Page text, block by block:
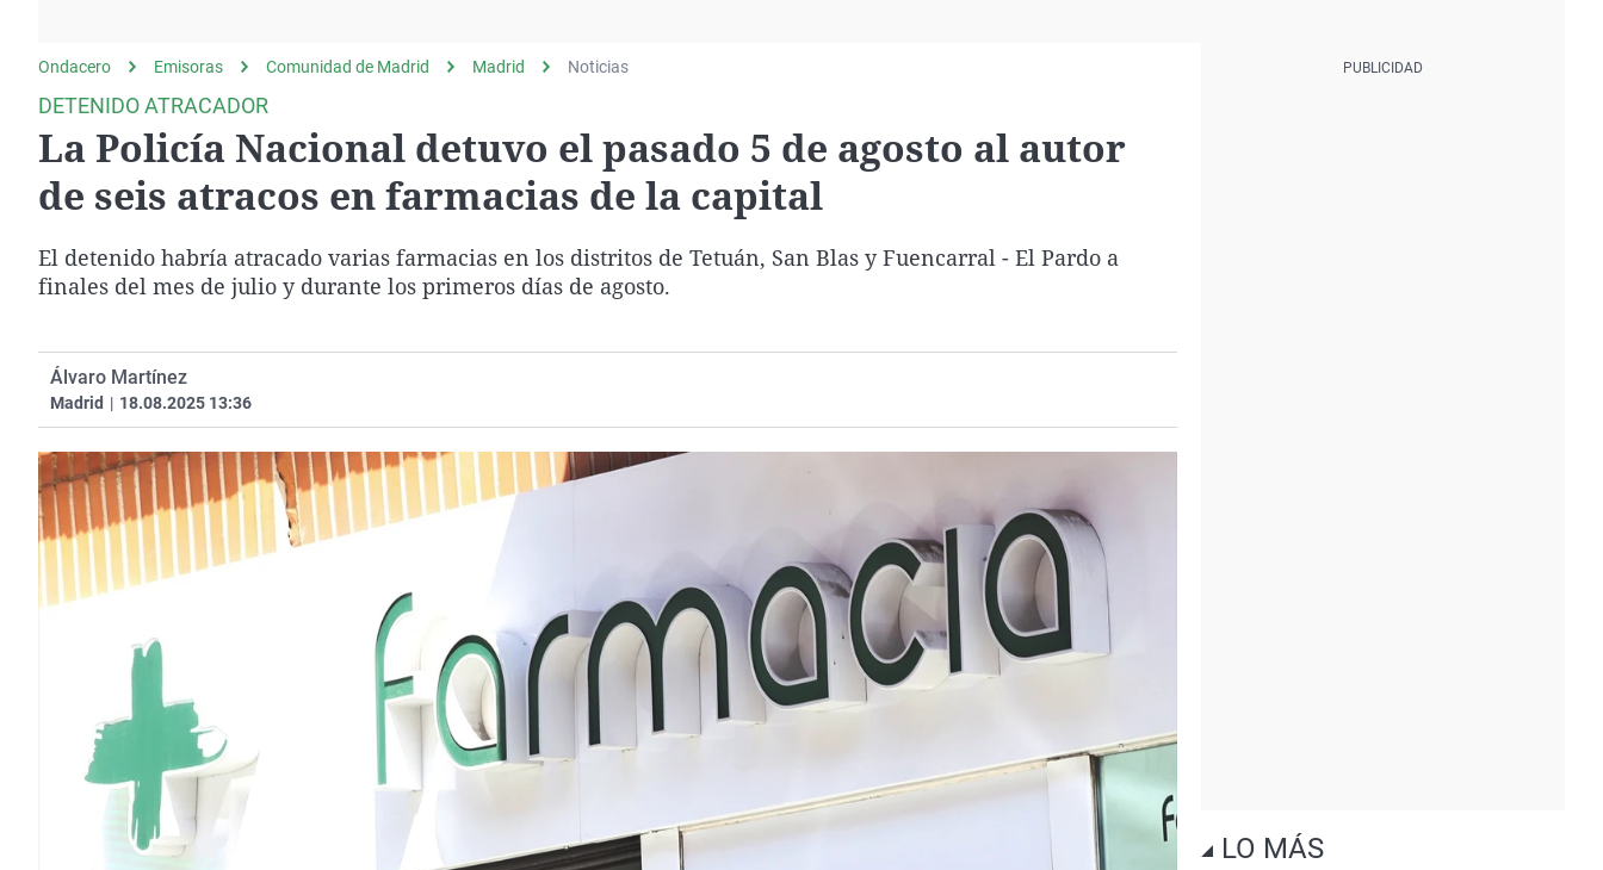
gato
Operación Viuda
Negra
Navarra
Ondacero Emisoras Comunidad de Madrid Madrid Noticias
DETENIDO ATRACADOR
La Policía Nacional detuvo el pasado 5 de agosto al autor
de seis atracos en farmacias de la capital
El detenido habría atracado varias farmacias en los distritos de Tetuán, San Blas y Fuencarral - El Pardo a
finales del mes de julio y durante los primeros días de agosto.
Álvaro Martínez
Madrid | 18.08.2025 13:36
LO MÁS